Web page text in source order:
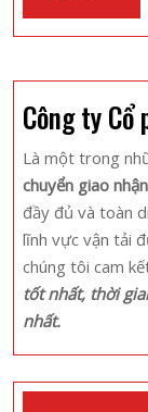
Full
Công ty
Là một trong
chuyển giao
đầy đủ và toàn
lĩnh vực vận tải
chúng tôi cam
tốt nhất, thời
nhất.